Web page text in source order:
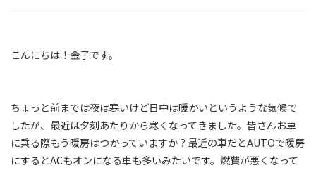
こんにちは！金子です。
ちょっと前までは夜は寒いけど日中は暖かいというような気候で
したが、最近は夕刻あたりから寒くなってきました。皆さんお車
に乗る際もう暖房はつかっていますか？最近の車だとAUTOで暖房
にするとACもオンになる車も多いみたいです。燃費が悪くなって